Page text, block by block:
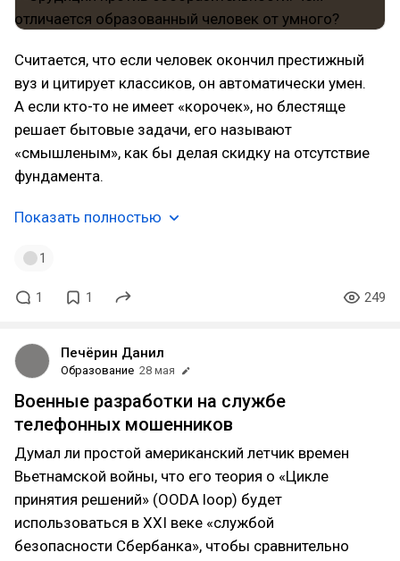
Считается, что если человек окончил престижный
вуз и цитирует классиков, он автоматически умен.
А если кто-то не имеет «корочек», но блестяще
решает бытовые задачи, его называют
«смышленым», как бы делая скидку на отсутствие
фундамента.
Показать полностью
1
1 1 249
Печёрин Данил
Образование 28 мая
Военные разработки на службе
телефонных мошенников
Думал ли простой американский летчик времен
Вьетнамской войны, что его теория о «Цикле
принятия решений» (OODA loop) будет
использоваться в XXI веке «службой
безопасности Сбербанка», чтобы сравнительно